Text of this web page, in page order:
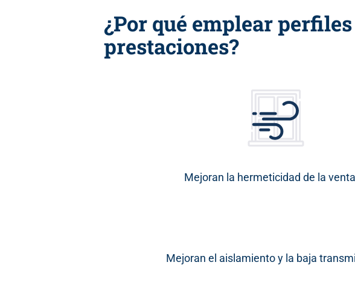
¿Por qué emplear
prestaciones?
Mejoran la hermeticidad de la
Mejoran el aislamiento y la baja